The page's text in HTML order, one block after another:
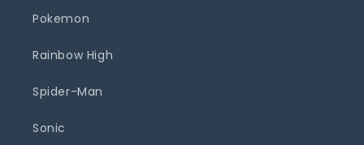
Pokemon
Rainbow High
Spider-Man
Sonic